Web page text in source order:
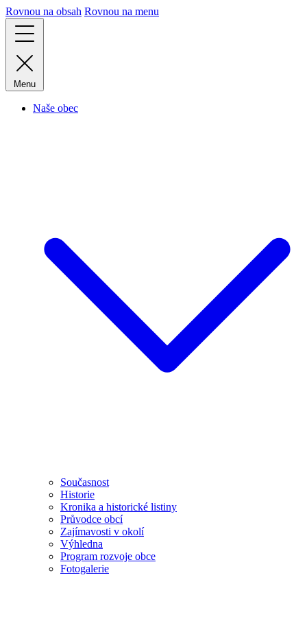
Rovnou na obsah Rovnou na menu
Menu
Naše obec
Současnost
Historie
Kronika a historické listiny
Průvodce obcí
Zajímavosti v okolí
Výhledna
Program rozvoje obce
Fotogalerie